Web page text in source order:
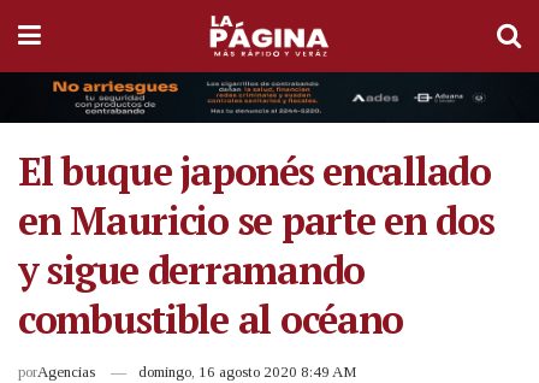
El buque japonés encallado
en Mauricio se parte en dos
y sigue derramando
combustible al océano
porAgencias domingo, 16 agosto 2020 8:49 AM